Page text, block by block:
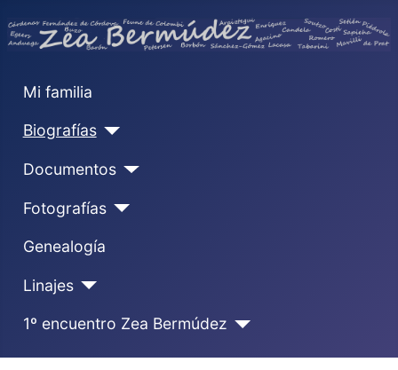
Mi familia
Biografías
Documentos
Fotografías
Genealogía
Linajes
1º encuentro Zea Bermúdez